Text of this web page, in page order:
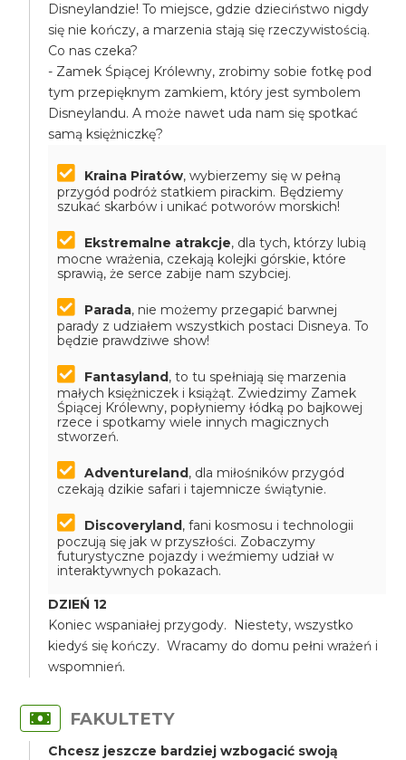
Disneylandzie! To miejsce, gdzie dzieciństwo nigdy
się nie kończy, a marzenia stają się rzeczywistością.
Co nas czeka?
- Zamek Śpiącej Królewny, zrobimy sobie fotkę pod
tym przepięknym zamkiem, który jest symbolem
Disneylandu. A może nawet uda nam się spotkać
samą księżniczkę?
Kraina Piratów, wybierzemy się w pełną
przygód podróż statkiem pirackim. Będziemy
szukać skarbów i unikać potworów morskich!
Ekstremalne atrakcje, dla tych, którzy lubią
mocne wrażenia, czekają kolejki górskie, które
sprawią, że serce zabije nam szybciej.
Parada, nie możemy przegapić barwnej
parady z udziałem wszystkich postaci Disneya. To
będzie prawdziwe show!
Fantasyland, to tu spełniają się marzenia
małych księżniczek i książąt. Zwiedzimy Zamek
Śpiącej Królewny, popłyniemy łódką po bajkowej
rzece i spotkamy wiele innych magicznych
stworzeń.
Adventureland, dla miłośników przygód
czekają dzikie safari i tajemnicze świątynie.
Discoveryland, fani kosmosu i technologii
poczują się jak w przyszłości. Zobaczymy
futurystyczne pojazdy i weźmiemy udział w
interaktywnych pokazach.
DZIEŃ 12
Koniec wspaniałej przygody. Niestety, wszystko
kiedyś się kończy. Wracamy do domu pełni wrażeń i
wspomnień.
FAKULTETY
Chcesz jeszcze bardziej wzbogacić swoją